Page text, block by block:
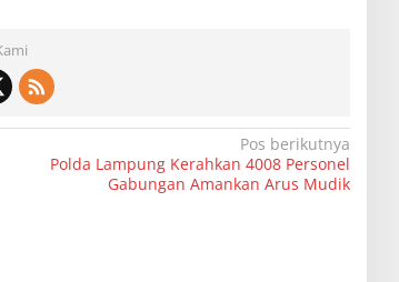
Pos berikutnya
Polda Lampung Kerahkan 4008 Personel
Gabungan Amankan Arus Mudik